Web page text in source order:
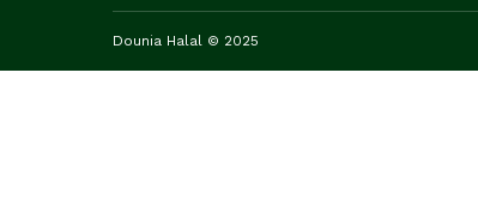
Dounia Halal © 2025